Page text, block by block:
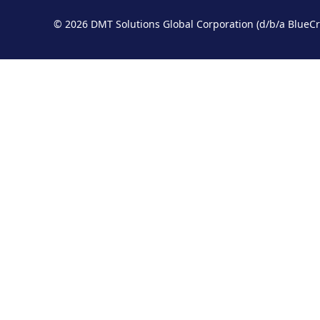
© 2026 DMT Solutions Global Corporation (d/b/a